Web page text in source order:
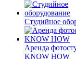
Студийное
Аренда
KNOW HOW